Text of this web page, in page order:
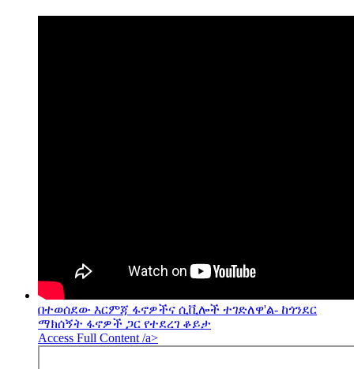
በተወሰደው እርምጃ ፋኖዎችና ሲቪሎች ተገድለዋ'ል- ከጎንደር
ማክሰኝት ፋኖዎች ጋር የተደረገ ቆይታ
Access Full Content /a>